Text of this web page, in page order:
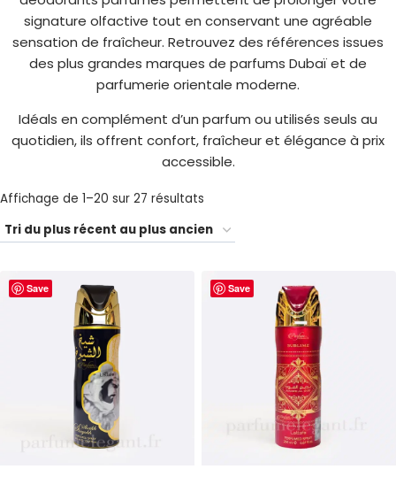
signature olfactive tout en conservant une agréable
sensation de fraîcheur. Retrouvez des références issues
des plus grandes marques de parfums Dubaï et de
parfumerie orientale moderne.
Idéals en complément d’un parfum ou utilisés seuls au
quotidien, ils offrent confort, fraîcheur et élégance à prix
accessible.
Affichage de 1–20 sur 27 résultats
du
récent
Save Save